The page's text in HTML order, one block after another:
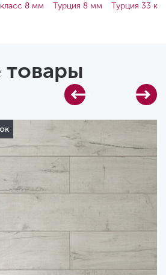
8 мм Турция 8 мм Турция 33